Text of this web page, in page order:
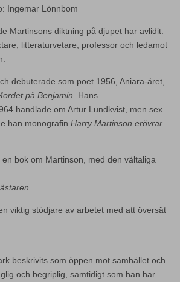
Ingemar Lönnbom
Martinsons diktning på djupet har avlidit.
litteraturvetare, professor och ledamot
debuterade som poet 1956, Aniara-året,
på Benjamin . Hans
handlade om Artur Lundkvist, men sex
han monografin Harry Martinson erövrar
bok om Martinson, med den vältaliga
viktig stödjare av arbetet med att översät
beskrivits som öppen mot samhället och
och begriplig, samtidigt som han har